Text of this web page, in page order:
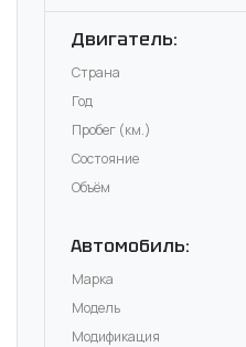
Двигатель:
Страна
Год
Пробег (км.)
Состояние
Объём
Автомобиль:
Марка
Модель
Модификация